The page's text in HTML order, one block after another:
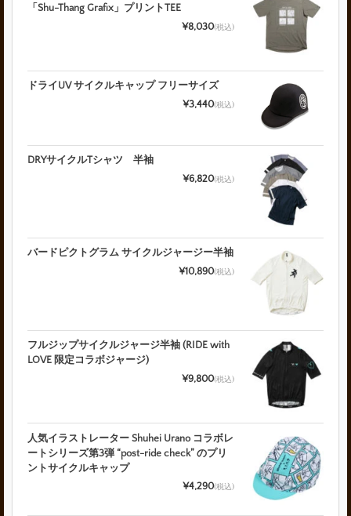
「Shu-Thang Grafix」プリントTEE
¥8,030(税込)
ドライUV サイクルキャップ フリーサイズ
¥3,440(税込)
DRYサイクルTシャツ 半袖
¥6,820(税込)
バードピクトグラム サイクルジャージー半袖
¥10,890(税込)
フルジップサイクルジャージ半袖 (RIDE with
LOVE 限定コラボジャージ)
¥9,800(税込)
人気イラストレーター Shuhei Urano コラボレ
ートシリーズ第3弾 “post-ride check” のプリ
ントサイクルキャップ
¥4,290(税込)